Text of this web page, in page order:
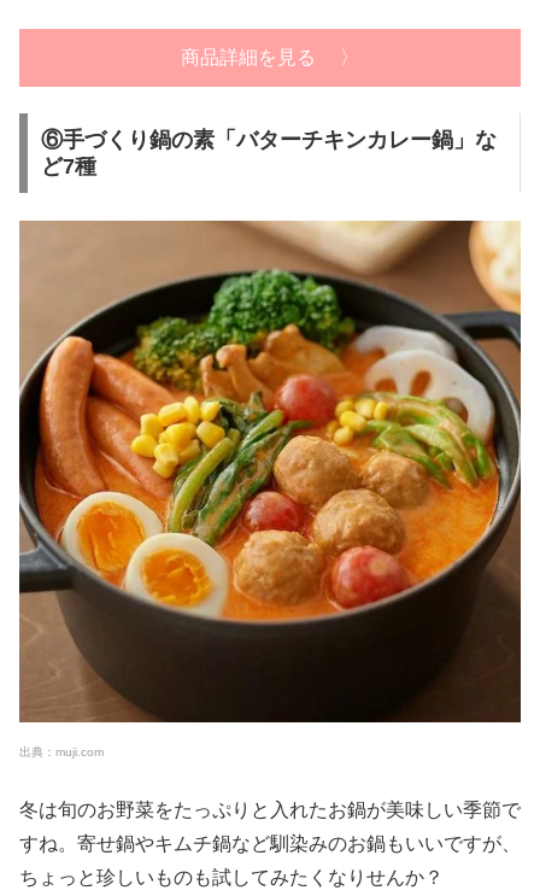
商品詳細を見る 〉
⑥手づくり鍋の素「バターチキンカレー鍋」な
ど7種
出典：muji.com
冬は旬のお野菜をたっぷりと入れたお鍋が美味しい季節で
すね。寄せ鍋やキムチ鍋など馴染みのお鍋もいいですが、
ちょっと珍しいものも試してみたくなりせんか？